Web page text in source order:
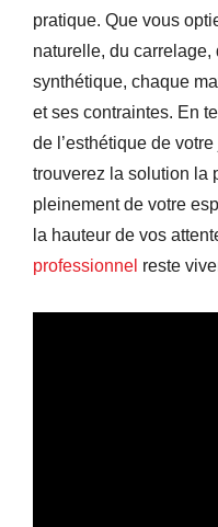
pratique. Que vous
naturelle, du
synthétique, chaque
et ses contraintes. En
de l’esthétique de
trouverez la solution la
pleinement de votre
la hauteur de vos
professionnel reste